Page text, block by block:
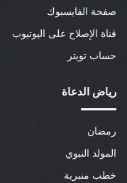
صفحة الفايسبوك
قناة الإصلاح على اليوتيوب
حساب تويتر
رياض الدعاة
رمضان
المولد النبوي
خطب منبرية